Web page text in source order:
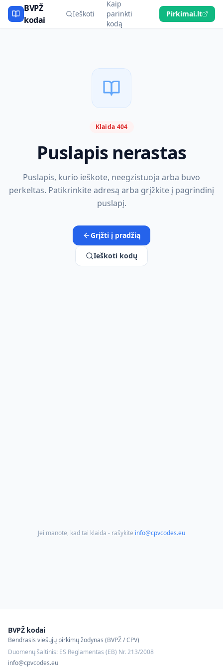
BVPŽ
kodai
Ieškoti
Kaip
parinkti
kodą
Pirkimai.lt
Klaida 404
Puslapis nerastas
Puslapis, kurio ieškote, neegzistuoja arba buvo
perkeltas. Patikrinkite adresą arba grįžkite į pagrindinį
puslapį.
Grįžti į pradžią
Ieškoti kodų
Jei manote, kad tai klaida - rašykite info@cpvcodes.eu
BVPŽ kodai
Bendrasis viešųjų pirkimų žodynas (BVPŽ / CPV)
Duomenų šaltinis: ES Reglamentas (EB) Nr. 213/2008
info@cpvcodes.eu